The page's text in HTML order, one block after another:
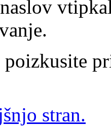
stran.